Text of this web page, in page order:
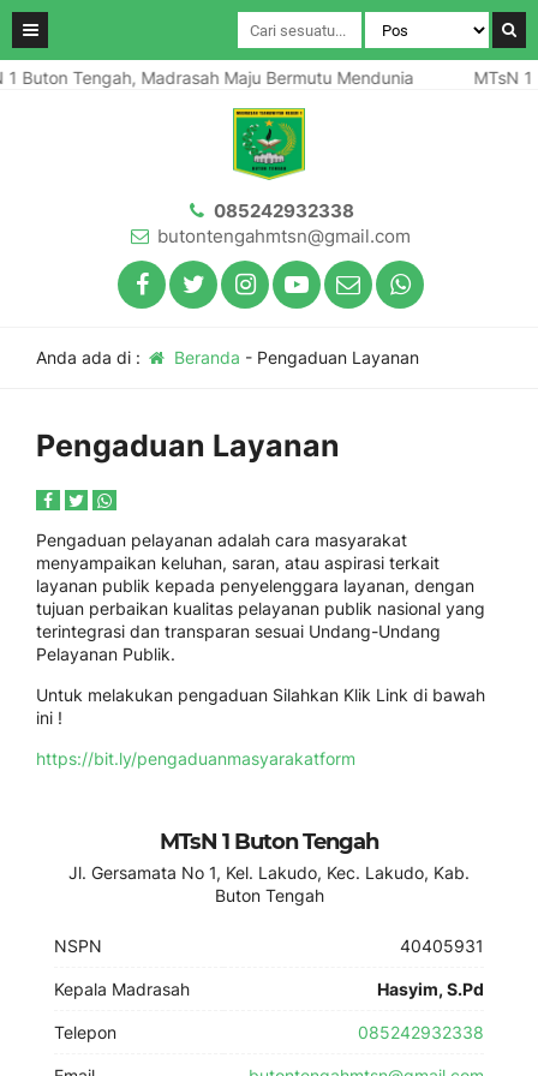
Buton Tengah, Madrasah Maju Bermutu Mendunia MTsN
085242932338
butontengahmtsn@gmail.com
Anda ada di : Beranda - Pengaduan Layanan
Pengaduan Layanan
Pengaduan pelayanan adalah cara masyarakat
menyampaikan keluhan, saran, atau aspirasi terkait
layanan publik kepada penyelenggara layanan, dengan
tujuan perbaikan kualitas pelayanan publik nasional yang
terintegrasi dan transparan sesuai Undang-Undang
Pelayanan Publik.
Untuk melakukan pengaduan Silahkan Klik Link di bawah
ini !
https://bit.ly/pengaduanmasyarakatform
MTsN 1 Buton Tengah
Jl. Gersamata No 1, Kel. Lakudo, Kec. Lakudo, Kab.
Buton Tengah
NSPN 40405931
Kepala Madrasah Hasyim, S.Pd
Telepon 085242932338